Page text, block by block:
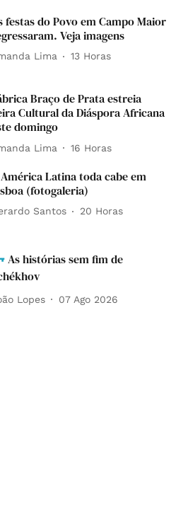
festas do Povo em Campo Maior
Veja imagens
Lima 13 Horas
Braço de Prata estreia
Cultural da Diáspora Africana
domingo
Lima 16 Horas
Latina toda cabe em
(fotogaleria)
Santos 20 Horas
As histórias sem fim de
Lopes 07 Ago 2026